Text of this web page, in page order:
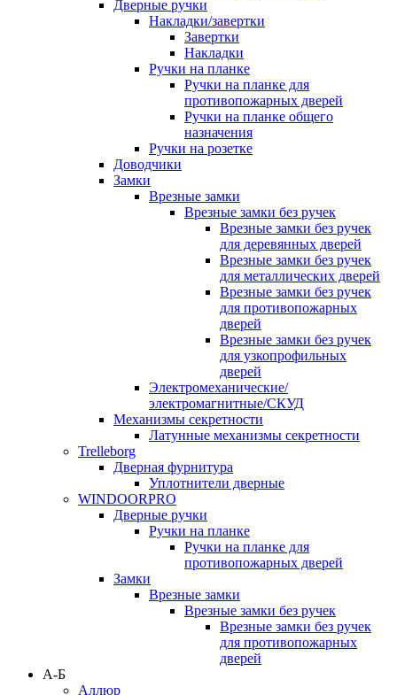
Дверные ручки
Накладки/завертки
Завертки
Накладки
Ручки на планке
Ручки на планке для
противопожарных дверей
Ручки на планке общего
назначения
Ручки на розетке
Доводчики
Замки
Врезные замки
Врезные замки без ручек
Врезные замки без ручек
для деревянных дверей
Врезные замки без ручек
для металлических дверей
Врезные замки без ручек
для противопожарных
дверей
Врезные замки без ручек
для узкопрофильных
дверей
Электромеханические/
электромагнитные/СКУД
Механизмы секретности
Латунные механизмы секретности
Trelleborg
Дверная фурнитура
Уплотнители дверные
WINDOORPRO
Дверные ручки
Ручки на планке
Ручки на планке для
противопожарных дверей
Замки
Врезные замки
Врезные замки без ручек
Врезные замки без ручек
для противопожарных
дверей
А-Б
Аллюр